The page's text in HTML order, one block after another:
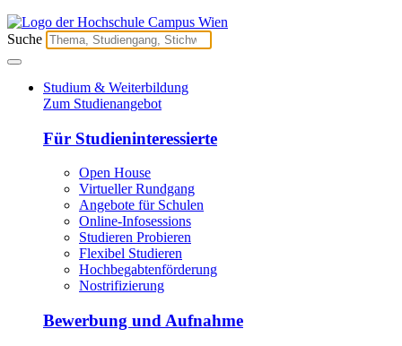
Suche
Studium & Weiterbildung
Zum Studienangebot
Für Studieninteressierte
Open House
Virtueller Rundgang
Angebote für Schulen
Online-Infosessions
Studieren Probieren
Flexibel Studieren
Hochbegabtenförderung
Nostrifizierung
Bewerbung und Aufnahme